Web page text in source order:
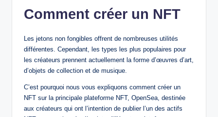
Comment créer un NFT
Les jetons non fongibles offrent de nombreuses utilités
différentes. Cependant, les types les plus populaires pour
les créateurs prennent actuellement la forme d’œuvres d’art,
d’objets de collection et de musique.
C’est pourquoi nous vous expliquons comment créer un
NFT sur la principale plateforme NFT, OpenSea, destinée
aux créateurs qui ont l’intention de publier l’un des actifs